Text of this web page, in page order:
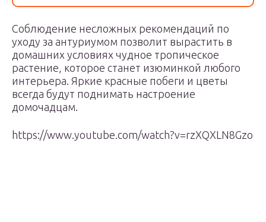
Соблюдение несложных рекомендаций по
уходу за антуриумом позволит вырастить в
домашних условиях чудное тропическое
растение, которое станет изюминкой любого
интерьера. Яркие красные побеги и цветы
всегда будут поднимать настроение
домочадцам.
https://www.youtube.com/watch?v=rzXQXLN8Gzo